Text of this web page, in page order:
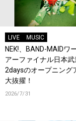
LIVE MUSIC
NEK!、BAND-MAIDワ
アーファイナル日本
2daysのオープニング
大抜擢！
2026/7/31